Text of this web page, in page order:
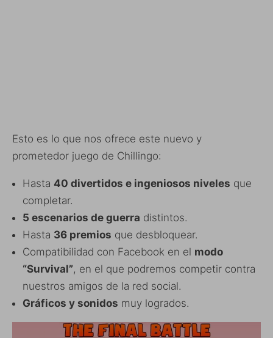
Esto es lo que nos ofrece este nuevo y
prometedor juego de Chillingo:
Hasta 40 divertidos e ingeniosos niveles que
completar.
5 escenarios de guerra distintos.
Hasta 36 premios que desbloquear.
Compatibilidad con Facebook en el modo
“Survival”, en el que podremos competir contra
nuestros amigos de la red social.
Gráficos y sonidos muy logrados.